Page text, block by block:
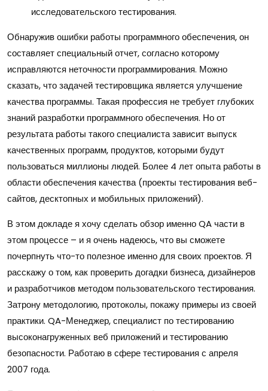
исследовательского тестирования.
Обнаружив ошибки работы программного обеспечения, он
составляет специальный отчет, согласно которому
исправляются неточности программирования. Можно
сказать, что задачей тестировщика является улучшение
качества программы. Такая профессия не требует глубоких
знаний разработки программного обеспечения. Но от
результата работы такого специалиста зависит выпуск
качественных программ, продуктов, которыми будут
пользоваться миллионы людей. Более 4 лет опыта работы в
области обеспечения качества (проекты тестирования веб-
сайтов, десктопных и мобильных приложений).
В этом докладе я хочу сделать обзор именно QA части в
этом процессе – и я очень надеюсь, что вы сможете
почерпнуть что-то полезное именно для своих проектов. Я
расскажу о том, как проверить догадки бизнеса, дизайнеров
и разработчиков методом пользовательского тестирования.
Затрону методологию, протоколы, покажу примеры из своей
практики. QA-Менеджер, специалист по тестированию
высоконагруженных веб приложений и тестированию
безопасности. Работаю в сфере тестирования с апреля
2007 года.